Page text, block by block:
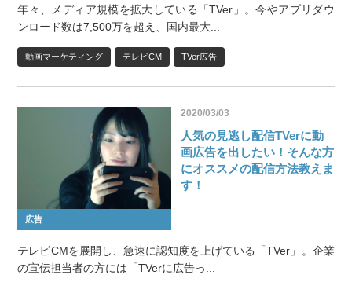
年々、メディア規模を拡大している「TVer」。今やアプリダウ
ンロード数は7,500万を超え、国内最大...
動画マーケティング テレビCM TVer広告
広告
2020/03/03
人気の見逃し配信TVerに動
画広告を出したい！そんな方
にオススメの配信方法教えま
す！
テレビCMを展開し、急速に認知度を上げている「TVer」。企業
の宣伝担当者の方には「TVerに広告っ...